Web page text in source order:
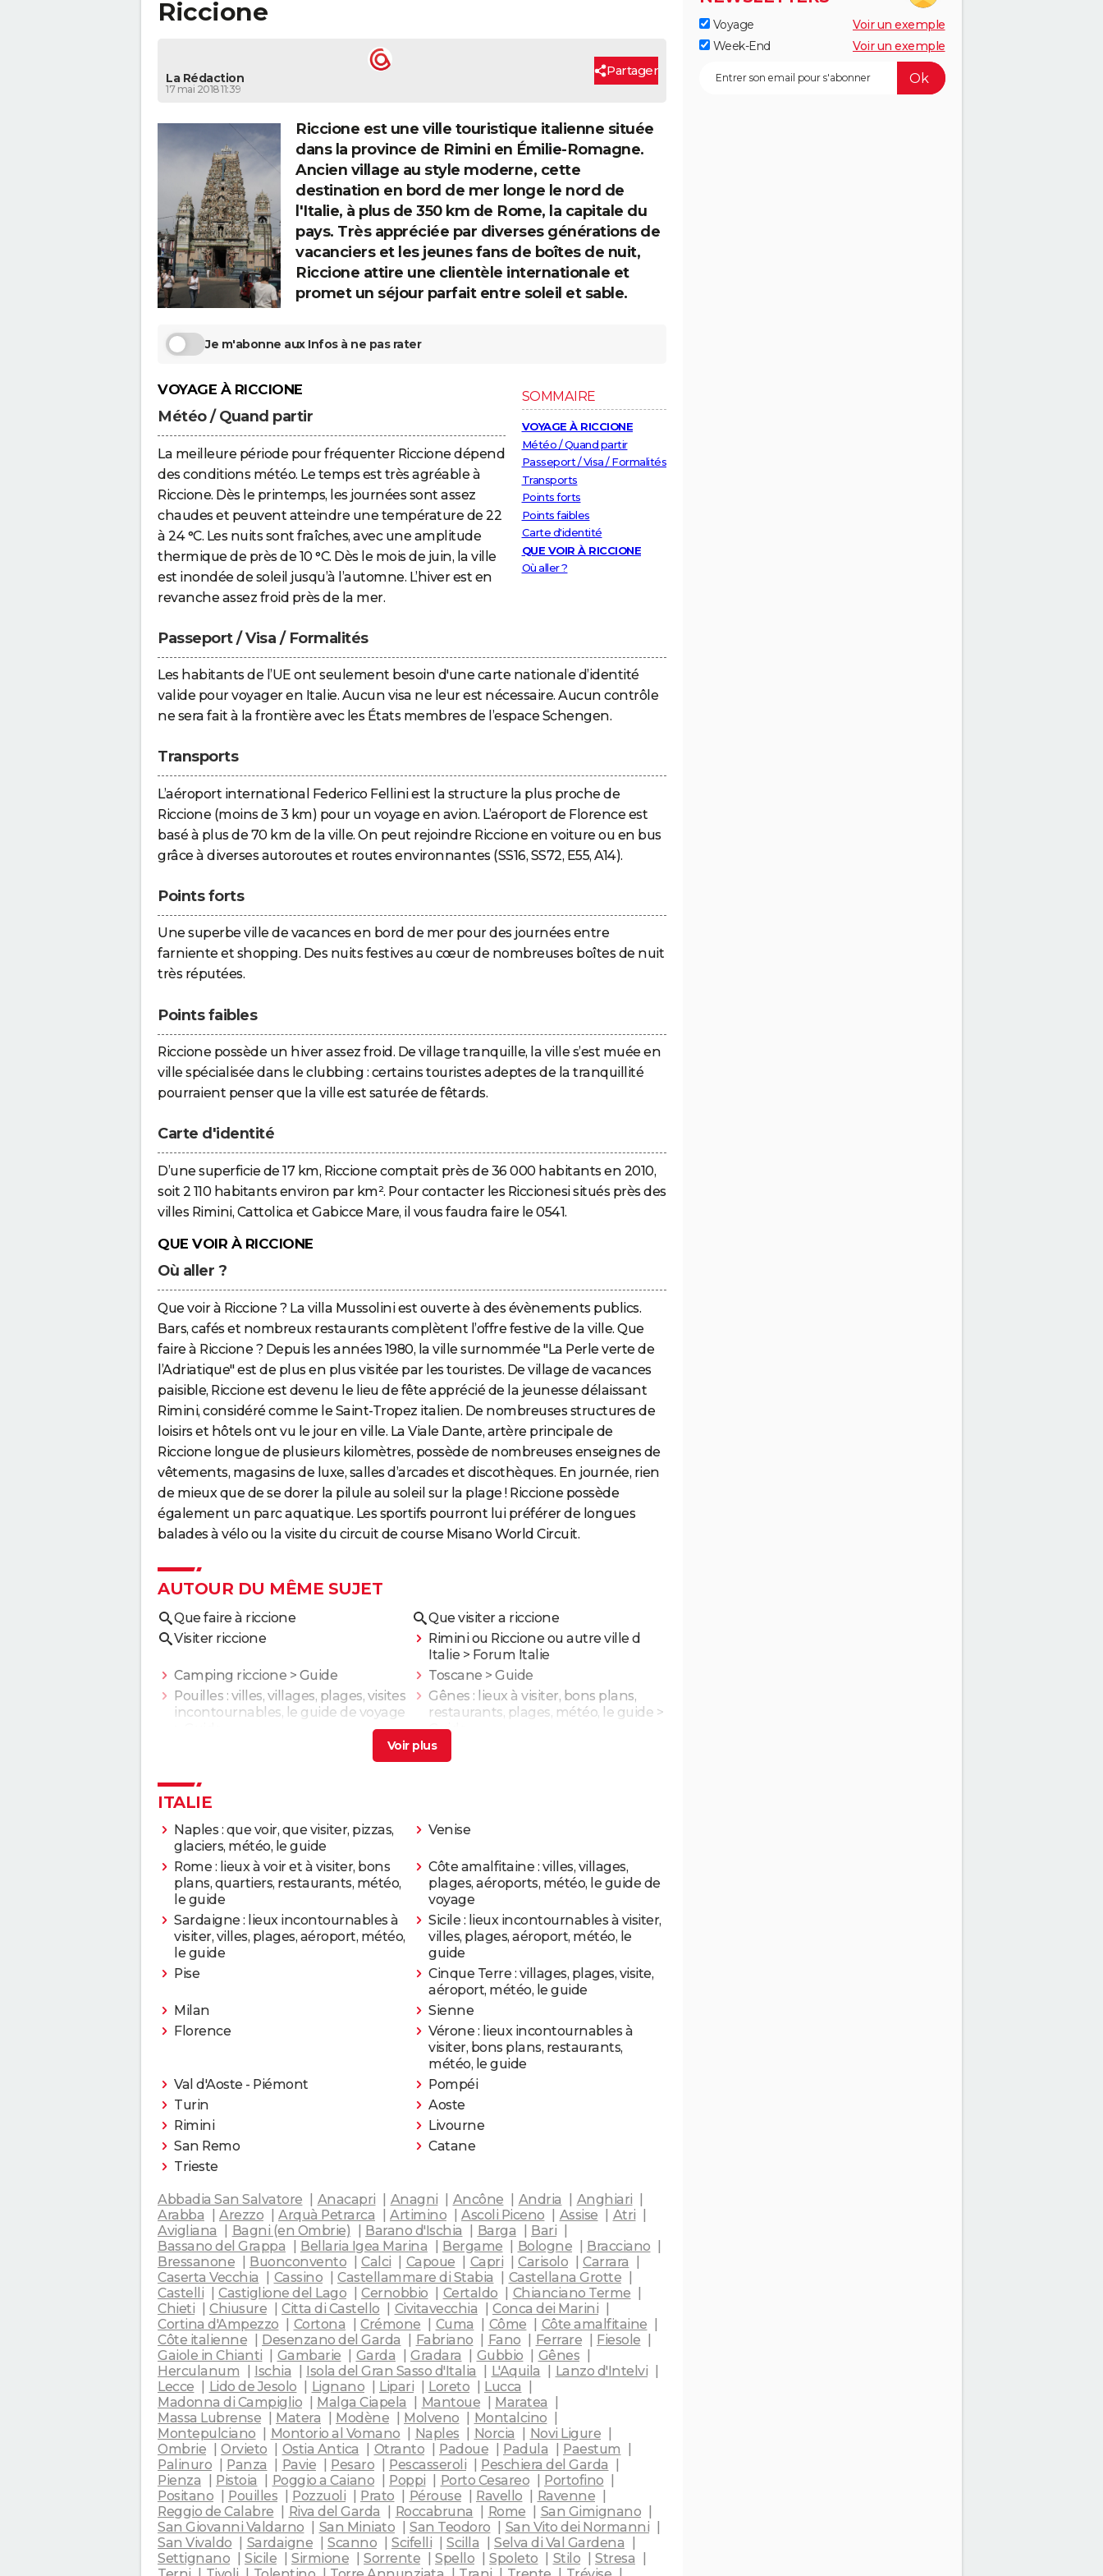
Riccione
La Rédaction
17 mai 2018 11:39
Partager
Riccione est une ville touristique italienne située
dans la province de Rimini en Émilie-Romagne.
Ancien village au style moderne, cette
destination en bord de mer longe le nord de
l'Italie, à plus de 350 km de Rome, la capitale du
pays. Très appréciée par diverses générations de
vacanciers et les jeunes fans de boîtes de nuit,
Riccione attire une clientèle internationale et
promet un séjour parfait entre soleil et sable.
Je m'abonne aux Infos à ne pas rater
SOMMAIRE
VOYAGE À RICCIONE
Météo / Quand partir
Passeport / Visa / Formalités
Transports
Points forts
Points faibles
Carte d'identité
QUE VOIR À RICCIONE
Où aller ?
VOYAGE À RICCIONE
Météo / Quand partir
La meilleure période pour fréquenter Riccione dépend
des conditions météo. Le temps est très agréable à
Riccione. Dès le printemps, les journées sont assez
chaudes et peuvent atteindre une température de 22
à 24 °C. Les nuits sont fraîches, avec une amplitude
thermique de près de 10 °C. Dès le mois de juin, la ville
est inondée de soleil jusqu’à l’automne. L’hiver est en
revanche assez froid près de la mer.
Passeport / Visa / Formalités
Les habitants de l’UE ont seulement besoin d'une carte nationale d’identité
valide pour voyager en Italie. Aucun visa ne leur est nécessaire. Aucun contrôle
ne sera fait à la frontière avec les États membres de l’espace Schengen.
Transports
L’aéroport international Federico Fellini est la structure la plus proche de
Riccione (moins de 3 km) pour un voyage en avion. L’aéroport de Florence est
basé à plus de 70 km de la ville. On peut rejoindre Riccione en voiture ou en bus
grâce à diverses autoroutes et routes environnantes (SS16, SS72, E55, A14).
Points forts
Une superbe ville de vacances en bord de mer pour des journées entre
farniente et shopping. Des nuits festives au cœur de nombreuses boîtes de nuit
très réputées.
Points faibles
Riccione possède un hiver assez froid. De village tranquille, la ville s’est muée en
ville spécialisée dans le clubbing : certains touristes adeptes de la tranquillité
pourraient penser que la ville est saturée de fêtards.
Carte d'identité
D’une superficie de 17 km, Riccione comptait près de 36 000 habitants en 2010,
soit 2 110 habitants environ par km². Pour contacter les Riccionesi situés près des
villes Rimini, Cattolica et Gabicce Mare, il vous faudra faire le 0541.
QUE VOIR À RICCIONE
Où aller ?
Que voir à Riccione ? La villa Mussolini est ouverte à des évènements publics.
Bars, cafés et nombreux restaurants complètent l’offre festive de la ville. Que
faire à Riccione ? Depuis les années 1980, la ville surnommée "La Perle verte de
l’Adriatique" est de plus en plus visitée par les touristes. De village de vacances
paisible, Riccione est devenu le lieu de fête apprécié de la jeunesse délaissant
Rimini, considéré comme le Saint-Tropez italien. De nombreuses structures de
loisirs et hôtels ont vu le jour en ville. La Viale Dante, artère principale de
Riccione longue de plusieurs kilomètres, possède de nombreuses enseignes de
vêtements, magasins de luxe, salles d’arcades et discothèques. En journée, rien
de mieux que de se dorer la pilule au soleil sur la plage ! Riccione possède
également un parc aquatique. Les sportifs pourront lui préférer de longues
balades à vélo ou la visite du circuit de course Misano World Circuit.
AUTOUR DU MÊME SUJET
Que faire à riccione
Que visiter a riccione
Visiter riccione
Rimini ou Riccione ou autre ville d
Italie > Forum Italie
Camping riccione > Guide Toscane > Guide
Pouilles : villes, villages, plages, visites
incontournables, le guide de voyage
Gênes : lieux à visiter, bons plans,
restaurants, plages, météo, le guide >
Guide
ITALIE
Naples : que voir, que visiter, pizzas,
glaciers, météo, le guide
Venise
Rome : lieux à voir et à visiter, bons
plans, quartiers, restaurants, météo,
le guide
Côte amalfitaine : villes, villages,
plages, aéroports, météo, le guide de
voyage
Sardaigne : lieux incontournables à
visiter, villes, plages, aéroport, météo,
le guide
Sicile : lieux incontournables à visiter,
villes, plages, aéroport, météo, le
guide
Pise
Cinque Terre : villages, plages, visite,
aéroport, météo, le guide
Milan
Sienne
Florence
Vérone : lieux incontournables à
visiter, bons plans, restaurants,
météo, le guide
Val d'Aoste - Piémont
Pompéi
Turin
Aoste
Rimini
Livourne
San Remo
Catane
Trieste
Abbadia San Salvatore Anacapri Anagni Ancône Andria
Anghiari
Arabba
Arezzo Arquà Petrarca Artimino Ascoli Piceno Assise
Atri
Avigliana
Bagni (en Ombrie) Barano d'Ischia Barga
Bari
Bassano del Grappa
Bellaria Igea Marina Bergame Bologne
Bracciano
Bressanone
Buonconvento Calci Capoue Capri Carisolo
Carrara
Caserta Vecchia
Cassino Castellammare di Stabia
Castellana Grotte
Castelli
Castiglione del Lago Cernobbio Certaldo
Chianciano Terme
Chieti
Chiusure Citta di Castello Civitavecchia
Conca dei Marini
Cortina d'Ampezzo
Cortona Crémone Cuma Côme
Côte amalfitaine
Côte italienne
Desenzano del Garda Fabriano Fano Ferrare
Fiesole
Gaiole in Chianti
Gambarie Garda Gradara Gubbio
Gênes
Herculanum
Ischia Isola del Gran Sasso d'Italia L'Aquila
Lanzo d'Intelvi
Lecce
Lido de Jesolo Lignano Lipari Loreto
Lucca
Madonna di Campiglio
Malga Ciapela Mantoue
Maratea
Massa Lubrense
Matera Modène Molveno
Montalcino
Montepulciano
Montorio al Vomano Naples Norcia
Novi Ligure
Ombrie
Orvieto Ostia Antica Otranto Padoue Padula
Paestum
Palinuro
Panza Pavie Pesaro Pescasseroli
Peschiera del Garda
Pienza
Pistoia Poggio a Caiano Poppi Porto Cesareo
Portofino
Positano
Pouilles Pozzuoli Prato Pérouse Ravello
Ravenne
Reggio de Calabre
Riva del Garda Roccabruna Rome
San Gimignano
San Giovanni Valdarno
San Miniato San Teodoro
San Vito dei Normanni
San Vivaldo
Sardaigne Scanno Scifelli Scilla
Selva di Val Gardena
Settignano
Sicile Sirmione Sorrente Spello Spoleto Stilo
Stresa
Voyage
Voir un exemple
Week-End
Voir un exemple